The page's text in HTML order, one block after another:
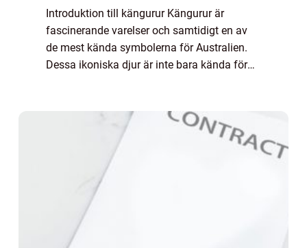
Introduktion till kängurur Kängurur är
fascinerande varelser och samtidigt en av
de mest kända symbolerna för Australien.
Dessa ikoniska djur är inte bara kända för